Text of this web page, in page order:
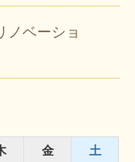
ノベーショ
金
土